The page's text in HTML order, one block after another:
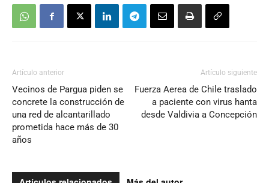
Artículo anterior
Vecinos de Pargua piden se
concrete la construcción de
una red de alcantarillado
prometida hace más de 30
años
Artículo siguiente
Fuerza Aerea de Chile traslado
a paciente con virus hanta
desde Valdivia a Concepción